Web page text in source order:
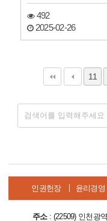
492
2025-02-26
11
인권헌장 윤리경영
주소: (22509) 인천광